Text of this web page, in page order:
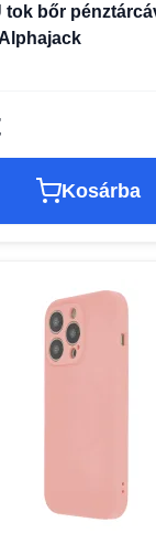
tok bőr
Kosárba